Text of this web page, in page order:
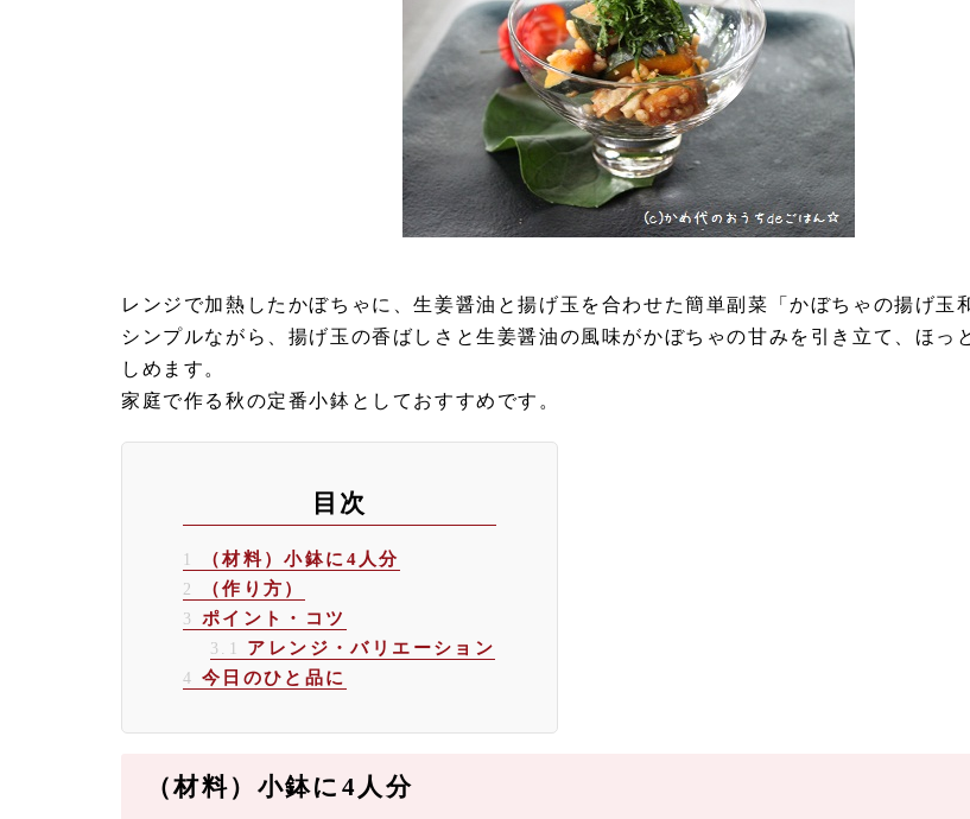
レンジで加熱したかぼちゃに、生姜醤油と揚げ玉を合わせた簡単副菜「かぼちゃの揚げ玉
シンプルながら、揚げ玉の香ばしさと生姜醤油の風味がかぼちゃの甘みを引き立て、ほっ
しめます。
家庭で作る秋の定番小鉢としておすすめです。
目次
1 （材料）小鉢に4人分
2 （作り方）
3 ポイント・コツ
3.1 アレンジ・バリエーション
4 今日のひと品に
（材料）小鉢に4人分